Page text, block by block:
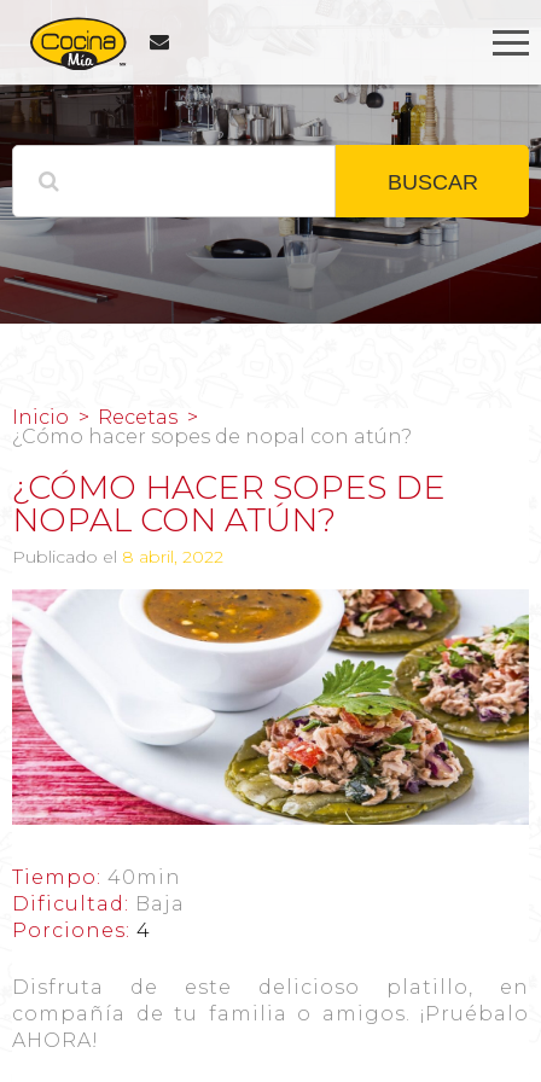
BUSCAR
Inicio
Recetas
¿Cómo hacer sopes de nopal con atún?
¿CÓMO HACER SOPES DE
NOPAL CON ATÚN?
Publicado el 8 abril, 2022
Tiempo: 40min
Dificultad: Baja
Porciones: 4
Disfruta de este delicioso platillo, en
compañía de tu familia o amigos. ¡Pruébalo
AHORA!